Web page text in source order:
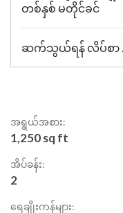
တစ်နှစ် မတိုင်ခင်
ဆက်သွယ်ရန် လိပ်စာ ....
အရွယ်အစား:
1,250 sq ft
အိပ်ခန်း:
2
ရေချိုးကန်များ: